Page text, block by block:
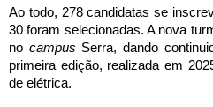
Ao todo, 278 candidatas se
30 foram selecionadas. A nova
no campus Serra, dando
primeira edição, realizada em
de elétrica.